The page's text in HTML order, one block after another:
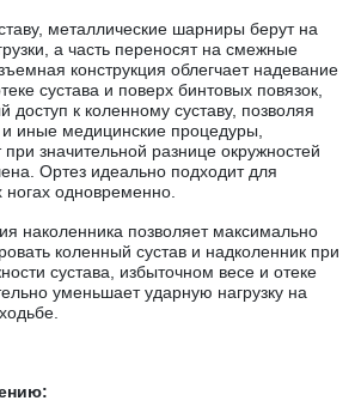
металлические шарниры берут на
а часть переносят на смежные
конструкция облегчает надевание
сустава и поверх бинтовых повязок,
доступ к коленному суставу, позволяя
иные медицинские процедуры,
значительной разнице окружностей
Ортез идеально подходит для
одновременно.
наколенника позволяет максимально
коленный сустав и надколенник при
сустава, избыточном весе и отеке
уменьшает ударную нагрузку на